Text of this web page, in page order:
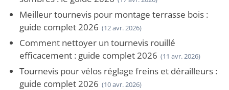
Meilleur tournevis pour montage terrasse bois :
guide complet 2026 (12 avr. 2026)
Comment nettoyer un tournevis rouillé
efficacement : guide complet 2026 (11 avr. 2026)
Tournevis pour vélos réglage freins et dérailleurs :
guide complet 2026 (10 avr. 2026)